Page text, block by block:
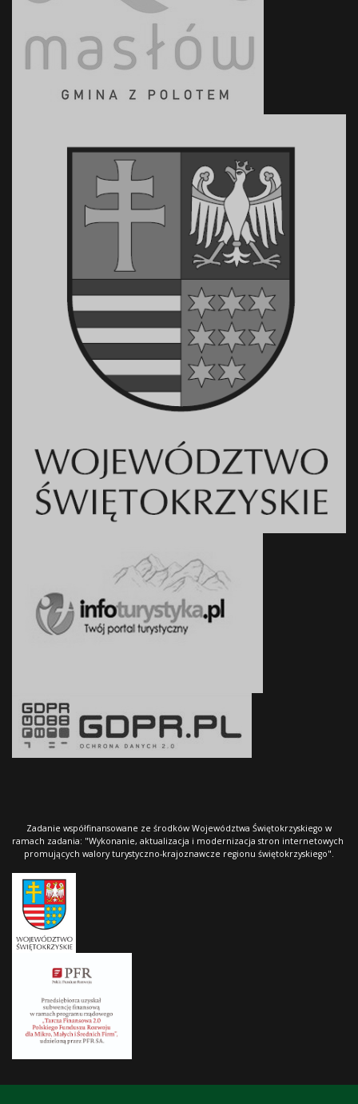
Zadanie współfinansowane ze środków Województwa Świętokrzyskiego w
ramach zadania: "Wykonanie, aktualizacja i modernizacja stron internetowych
promujących walory turystyczno-krajoznawcze regionu świętokrzyskiego".